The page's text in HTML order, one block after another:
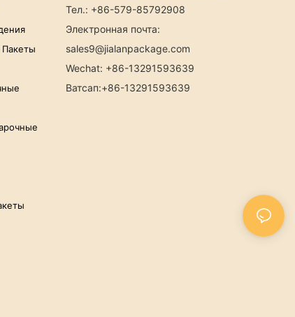
Тел.: +86-579-85792908
Электронная почта:
sales9@jialanpackage.com
Wechat: +86-13291593639
Ватсап:+86-13291593639